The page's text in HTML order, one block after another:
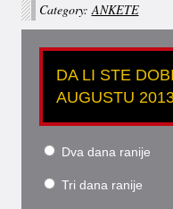
Category:ANKETE
DA LI STE
AUGUSTU
Dva dana ranije
Tri dana ranije